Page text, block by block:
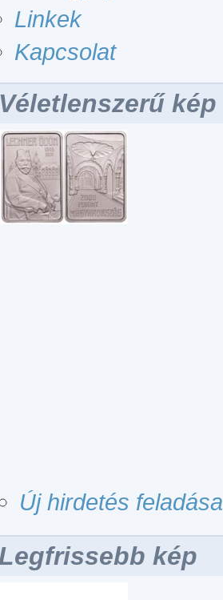
Linkek
Kapcsolat
kép
Új hirdetés feladása
kép